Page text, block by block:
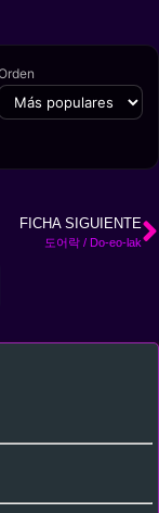
FICHA SIGUIENTE
도어락 / Do-eo-lak